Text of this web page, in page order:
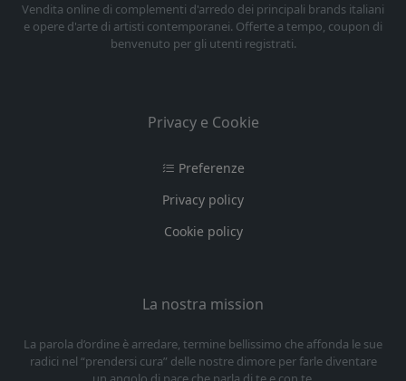
Vendita online di complementi d'arredo dei principali brands italiani
e opere d'arte di artisti contemporanei. Offerte a tempo, coupon di
benvenuto per gli utenti registrati.
Privacy e Cookie
Preferenze
Privacy policy
Cookie policy
La nostra mission
La parola d’ordine è arredare, termine bellissimo che affonda le sue
radici nel “prendersi cura” delle nostre dimore per farle diventare